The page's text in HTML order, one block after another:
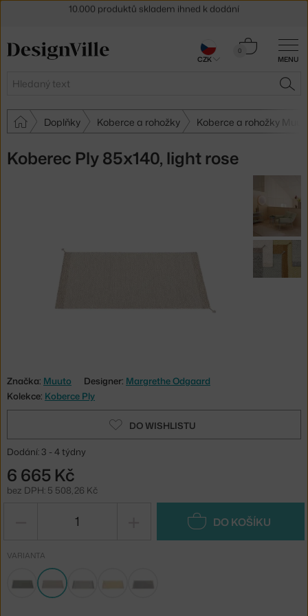
MENU
Hledat
0
Košík
Doplňky Koberce a rohožky Koberce a rohožky
Koberec Ply 85x140, light rose
Značka: Muuto Designer: Margrethe Odgaard
Kolekce: Koberce Ply
DO WISHLISTU
Dodání: 3 - 4 týdny
6 665 Kč
bez DPH: 5 508,26 Kč
DO KOŠÍKU
VARIANTA
30 dní na vrácení zboží
CZK